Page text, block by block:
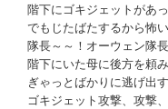
階下にゴキジェットがあ
でもじたばたするから怖い
隊長～～！オーウェン隊
階下にいた母に後方を頼
ぎゃっとばかりに逃げ出す
ゴキジェット攻撃、攻撃